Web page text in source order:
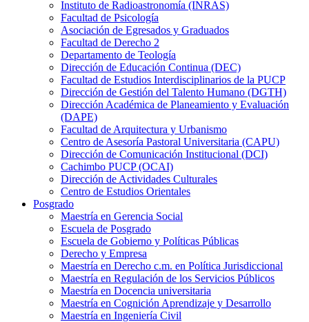
Instituto de Radioastronomía (INRAS)
Facultad de Psicología
Asociación de Egresados y Graduados
Facultad de Derecho 2
Departamento de Teología
Dirección de Educación Continua (DEC)
Facultad de Estudios Interdisciplinarios de la PUCP
Dirección de Gestión del Talento Humano (DGTH)
Dirección Académica de Planeamiento y Evaluación
(DAPE)
Facultad de Arquitectura y Urbanismo
Centro de Asesoría Pastoral Universitaria (CAPU)
Dirección de Comunicación Institucional (DCI)
Cachimbo PUCP (OCAI)
Dirección de Actividades Culturales
Centro de Estudios Orientales
Posgrado
Maestría en Gerencia Social
Escuela de Posgrado
Escuela de Gobierno y Políticas Públicas
Derecho y Empresa
Maestría en Derecho c.m. en Política Jurisdiccional
Maestría en Regulación de los Servicios Públicos
Maestría en Docencia universitaria
Maestría en Cognición Aprendizaje y Desarrollo
Maestría en Ingeniería Civil